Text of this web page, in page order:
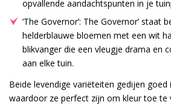
opvallende aandachtspunten in je
‘The Governor’: The Governor’ staat
helderblauwe bloemen met een wit
blikvanger die een vleugje drama en
aan elke tuin.
Beide levendige variëteiten gedijen goed
waardoor ze perfect zijn om kleur toe te